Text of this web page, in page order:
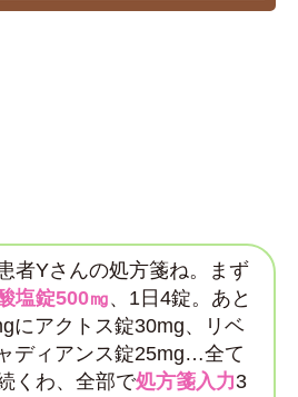
者Yさんの処方箋ね。まず
塩錠500㎎、1日4錠。あと
にアクトス錠30mg、リベ
ディアンス錠25mg…全て
くわ、全部で処方箋入力3